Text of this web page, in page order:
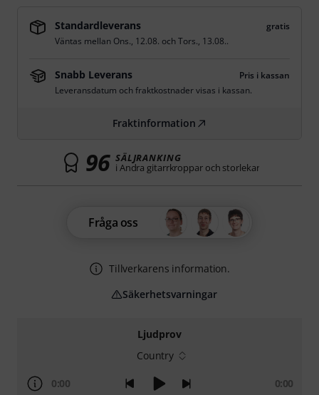
Ljudprov
Country
0:00 0:00
Standardleverans
gratis
Väntas mellan Ons., 12.08. ochTors., 13.08..
Snabb Leverans
Pris i kassan
Leveransdatum och fraktkostnader visas i kassan.
Fraktinformation
96 SÄLJRANKING
i Andra gitarrkroppar och storlekar
Fråga oss
Tillverkarens information.
Säkerhetsvarningar